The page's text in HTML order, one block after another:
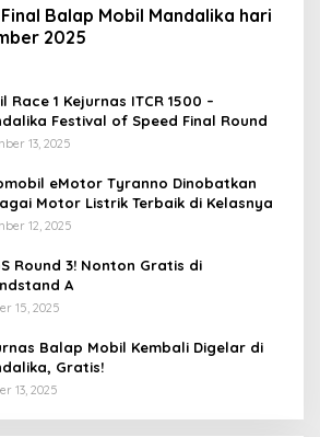
Balap Mobil Mandalika hari
2025
Race 1 Kejurnas ITCR 1500 –
Festival of Speed Final Round
13, 2025
eMotor Tyranno Dinobatkan
Motor Listrik Terbaik di Kelasnya
12, 2025
Round 3! Nonton Gratis di
A
15, 2025
Balap Mobil Kembali Digelar di
Gratis!
13, 2025